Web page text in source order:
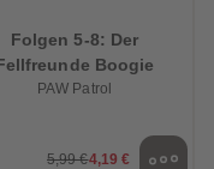
Folgen 5-8: Der
Boogie
PAW Patrol
5,99 €4,19 €